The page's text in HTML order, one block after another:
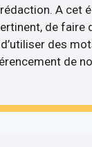
A cet
de faire
des
de